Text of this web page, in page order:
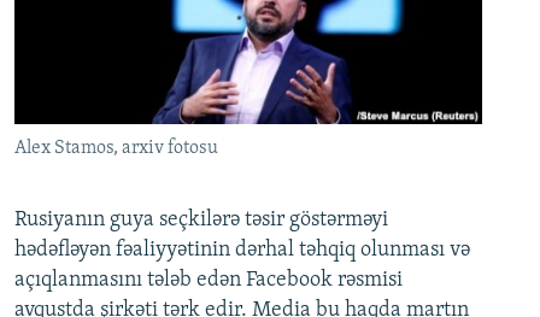
AZƏRBAYCAN ƏDƏBIYYATI KITABXANASI
İSLAM VƏ DEMOKRATIYA
PEŞƏ ETIKASI VƏ JURNALISTIKA STANDARTLARIMIZ
BIZIMLƏ ƏLAQƏ
XƏBƏR BÜLLETENLƏRIMIZ
Alex Stamos, arxiv fotosu
Rusiyanın guya seçkilərə təsir göstərməyi
hədəfləyən fəaliyyətinin dərhal təhqiq olunması və
açıqlanmasını tələb edən Facebook rəsmisi
avqustda şirkəti tərk edir. Media bu haqda martın